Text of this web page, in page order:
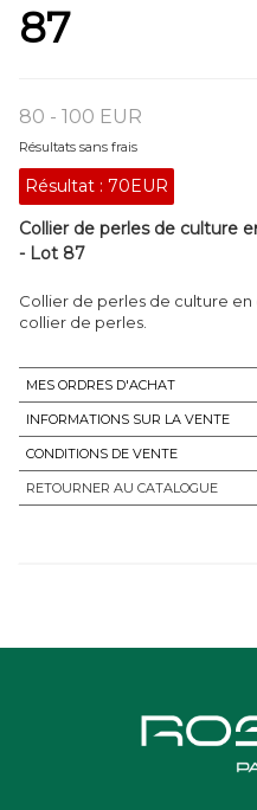
87
80 - 100 EUR
Résultats sans frais
Résultat : 70EUR
Collier de perles de culture
- Lot 87
Collier de perles de culture en
collier de perles.
MES ORDRES D'ACHAT
INFORMATIONS SUR LA VENTE
CONDITIONS DE VENTE
RETOURNER AU CATALOGUE